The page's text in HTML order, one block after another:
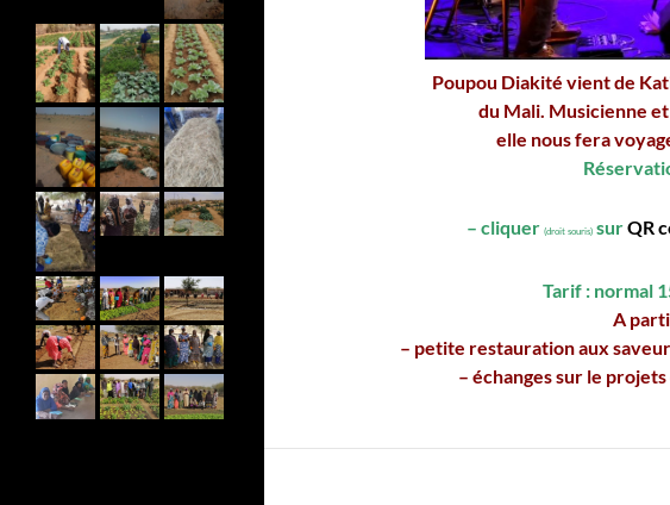
Poupou Diakité vient de
du Mali. Musicienne
elle nous fera
– cliquer (droit souris) surQR
Tarif : normal
A
– petite restauration aux
– échanges sur le